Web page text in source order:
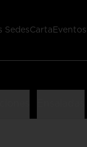
SedesCarta Eventos